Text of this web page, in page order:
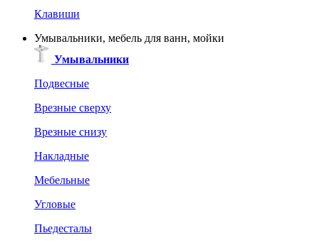
Клавиши
Умывальники, мебель для ванн, мойки
Умывальники
Подвесные
Врезные сверху
Врезные снизу
Накладные
Мебельные
Угловые
Пьедесталы